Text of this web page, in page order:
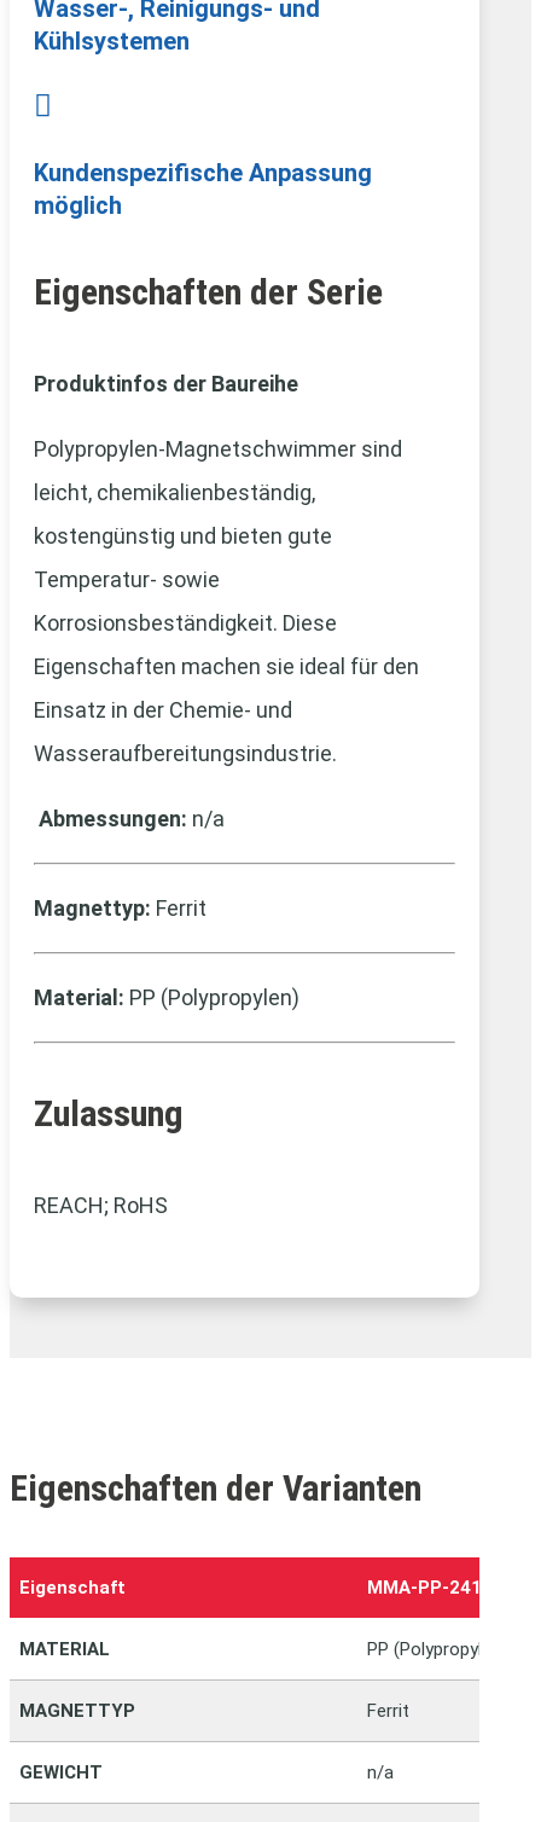
Wasser-, Reinigungs- und
Kühlsystemen

Kundenspezifische Anpassung
möglich
Eigenschaften der Serie
Produktinfos der Baureihe
Polypropylen-Magnetschwimmer sind
leicht, chemikalienbeständig,
kostengünstig und bieten gute
Temperatur- sowie
Korrosionsbeständigkeit. Diese
Eigenschaften machen sie ideal für den
Einsatz in der Chemie- und
Wasseraufbereitungsindustrie.
Abmessungen: n/a
Magnettyp: Ferrit
Material: PP (Polypropylen)
Zulassung
REACH; RoHS
Eigenschaften der Varianten
Eigenschaft MMA-PP-2411316-
MATERIAL PP (Polypropylen)
MAGNETTYP Ferrit
GEWICHT n/a